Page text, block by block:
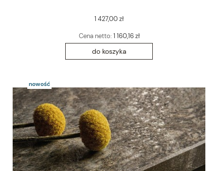
1 427,00 zł
Cena netto: 1 160,16 zł
do koszyka
nowość